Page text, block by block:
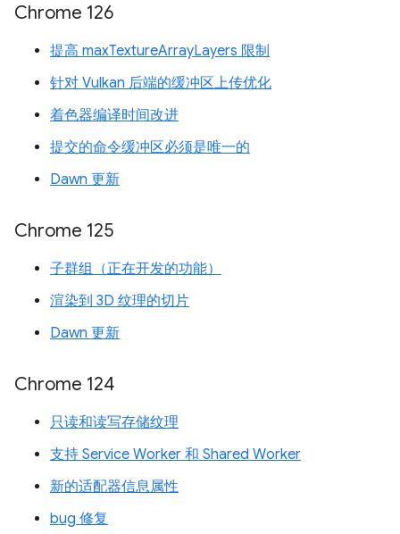
Chrome 126
提高 maxTextureArrayLayers 限制
针对 Vulkan 后端的缓冲区上传优化
着色器编译时间改进
提交的命令缓冲区必须是唯一的
Dawn 更新
Chrome 125
子群组（正在开发的功能）
渲染到 3D 纹理的切片
Dawn 更新
Chrome 124
只读和读写存储纹理
支持 Service Worker 和 Shared Worker
新的适配器信息属性
bug 修复